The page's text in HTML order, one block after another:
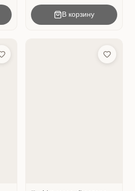
В корзину
Add to Wish List Add to